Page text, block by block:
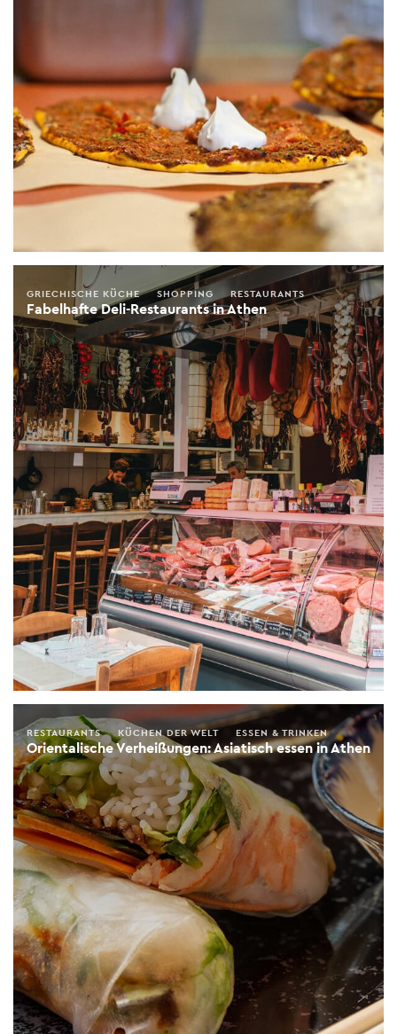
Fabelhafte Deli-Restaurants in Athen
GRIECHISCHE KÜCHE SHOPPING RESTAURANTS
Orientalische Verheißungen: Asiatisch essen in Athen
RESTAURANTS KÜCHEN DER WELT ESSEN & TRINKEN